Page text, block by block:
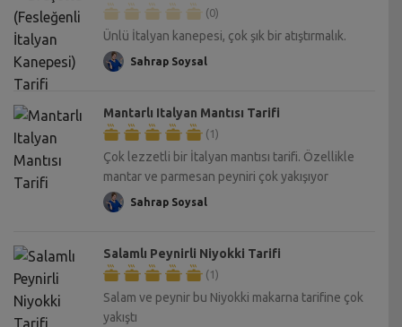
(0)
Ünlü İtalyan kanepesi, çok şık bir atıştırmalık.
Sahrap Soysal
Mantarlı Italyan Mantısı Tarifi
(1)
Çok lezzetli bir İtalyan mantısı tarifi. Özellikle
mantar ve parmesan peyniri çok yakışıyor
Sahrap Soysal
Salamlı Peynirli Niyokki Tarifi
(1)
Salam ve peynir bu Niyokki makarna tarifine çok
yakıştı